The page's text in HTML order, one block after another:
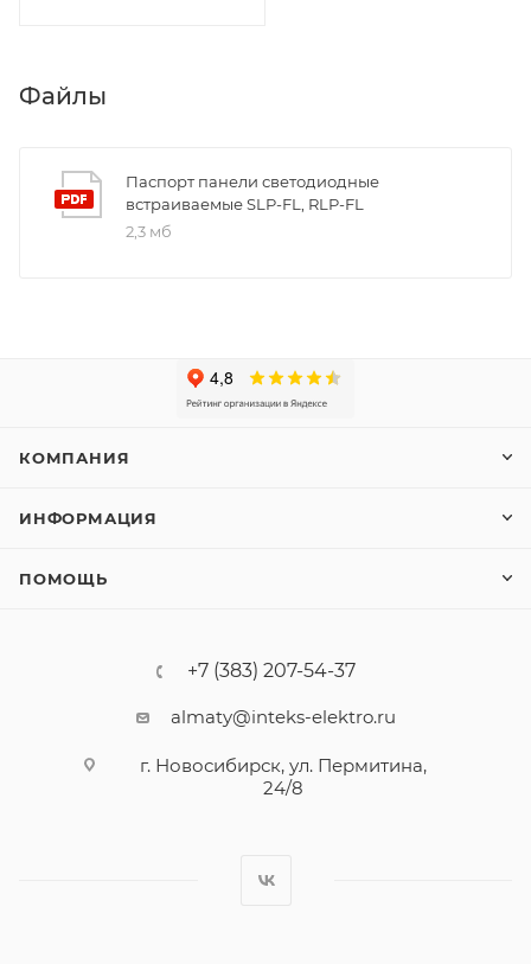
Файлы
Паспорт панели светодиодные
встраиваемые SLP-FL, RLP-FL
2,3 мб
КОМПАНИЯ
ИНФОРМАЦИЯ
ПОМОЩЬ
+7 (383) 207-54-37
almaty@inteks-elektro.ru
г. Новосибирск, ул. Пермитина,
24/8